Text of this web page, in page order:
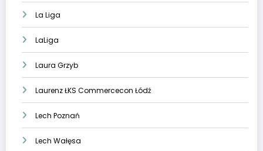
La Liga
LaLiga
Laura Grzyb
Laurenz ŁKS Commercecon Łódź
Lech Poznań
Lech Wałęsa